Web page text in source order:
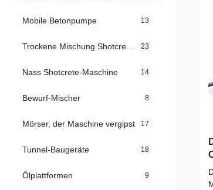
Mobile Betonpumpe 13
23
Nass Shotcrete-Maschine 14
Bewurf-Mischer 8
Mörser, der Maschine vergipst 17
Tunnel-Baugeräte 18
Ölplattformen 9